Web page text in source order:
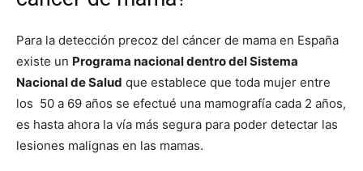
Para la detección precoz del cáncer de mama en España
existe un Programa nacional dentro del Sistema
Nacional de Salud que establece que toda mujer entre
los 50 a 69 años se efectué una mamografía cada 2 años,
es hasta ahora la vía más segura para poder detectar las
lesiones malignas en las mamas.